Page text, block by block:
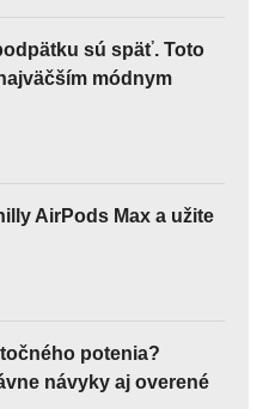
sú späť. Toto
módnym
AirPods Max a užite
potenia?
návyky aj overené